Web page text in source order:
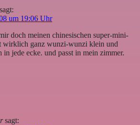
sagt:
um 19:06 Uhr
doch meinen chinesischen super-mini-
wirklich ganz wunzi-wunzi klein und
in jede ecke. und passt in mein zimmer.
sagt: